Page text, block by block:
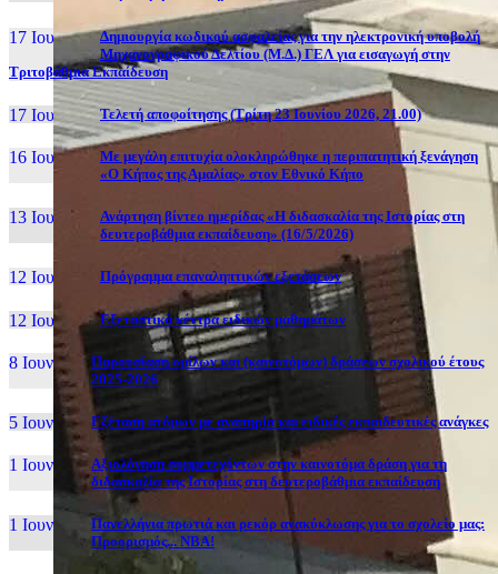
17 Ιουν, 26
Δημιουργία κωδικού ασφαλείας για την ηλεκτρονική υποβολή
Μηχανογραφικού Δελτίου (Μ.Δ.) ΓΕΛ για εισαγωγή στην
Τριτοβάθμια Εκπαίδευση
17 Ιουν, 26 Τελετή αποφοίτησης (Τρίτη 23 Ιουνίου 2026, 21.00)
16 Ιουν, 26
Με μεγάλη επιτυχία ολοκληρώθηκε η περιπατητική ξενάγηση
«Ο Κήπος της Αμαλίας» στον Εθνικό Κήπο
13 Ιουν, 26
Ανάρτηση βίντεο ημερίδας «Η διδασκαλία της Ιστορίας στη
δευτεροβάθμια εκπαίδευση» (16/5/2026)
12 Ιουν, 26 Πρόγραμμα επαναληπτικών εξετάσεων
12 Ιουν, 26 Εξεταστικά κέντρα ειδικών μαθημάτων
8 Ιουν, 26
Παρουσίαση ομίλων και (καινοτόμων) δράσεων σχολικού έτους
2025-2026
5 Ιουν, 26 Εξέταση ατόμων με αναπηρία και ειδικές εκπαιδευτικές ανάγκες
1 Ιουν, 26
Αξιολόγηση συμμετεχόντων στην καινοτόμα δράση για τη
διδασκαλία της Ιστορίας στη δευτεροβάθμια εκπαίδευση
1 Ιουν, 26
Πανελλήνια πρωτιά και ρεκόρ ανακύκλωσης για το σχολείο μας:
Προορισμός... NBA!